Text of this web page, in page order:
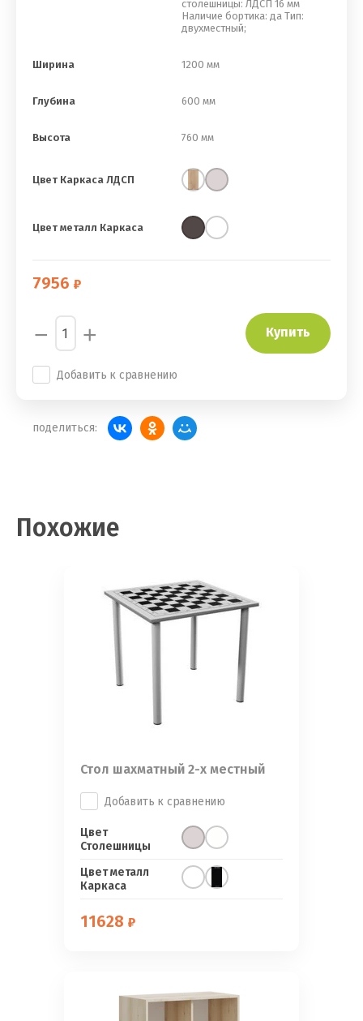
столешницы: ЛДСП 16 мм
Наличие бортика: да Тип:
двухместный;
Ширина 1200 мм
Глубина 600 мм
Высота 760 мм
Цвет Каркаса ЛДСП
Цвет металл Каркаса
7956
− + Купить
Добавить к сравнению
поделиться:
Похожие
Стол шахматный 2-х местный
Добавить к сравнению
Цвет
Столешницы
Цвет металл
Каркаса
11628